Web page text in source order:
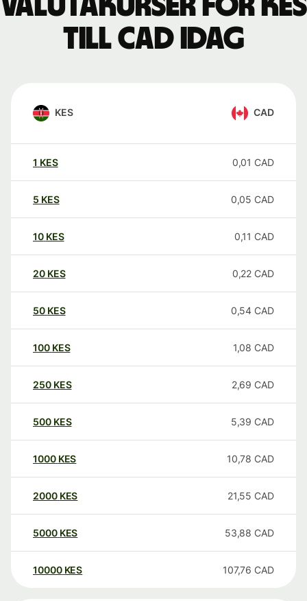
till CAD idag
KES CAD
1 KES 0,01 CAD
5 KES 0,05 CAD
10 KES 0,11 CAD
20 KES 0,22 CAD
50 KES 0,54 CAD
100 KES 1,08 CAD
250 KES 2,69 CAD
500 KES 5,39 CAD
1000 KES 10,78 CAD
2000 KES 21,55 CAD
5000 KES 53,88 CAD
10000 KES 107,76 CAD